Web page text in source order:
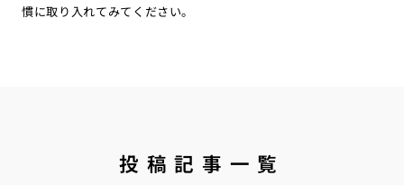
慣に取り入れてみてください。
投稿記事一覧